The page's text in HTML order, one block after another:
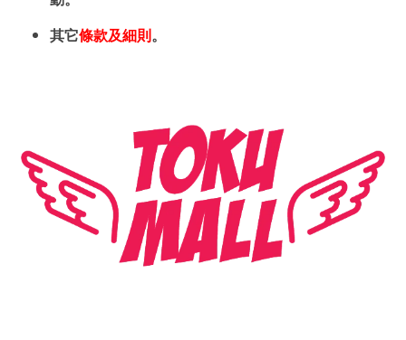
其它條款及細則 。